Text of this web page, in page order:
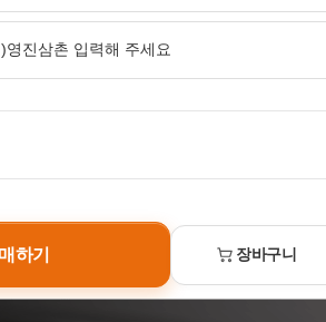
하기 장바구니